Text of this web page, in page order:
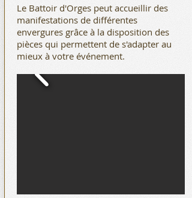
Le Battoir d'Orges peut accueillir des
manifestations de différentes
envergures grâce à la disposition des
pièces qui permettent de s'adapter au
mieux à votre événement.